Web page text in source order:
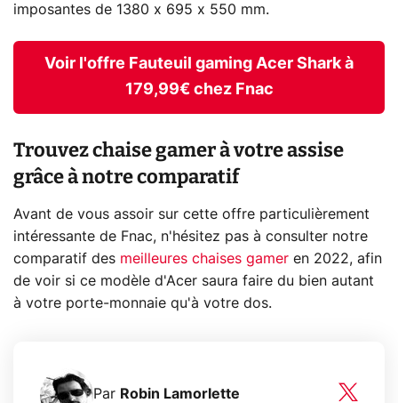
imposantes de 1380 x 695 x 550 mm.
Voir l'offre Fauteuil gaming Acer Shark à
179,99€ chez Fnac
Trouvez chaise gamer à votre assise
grâce à notre comparatif
Avant de vous assoir sur cette offre particulièrement
intéressante de Fnac, n'hésitez pas à consulter notre
comparatif des meilleures chaises gamer en 2022, afin
de voir si ce modèle d'Acer saura faire du bien autant
à votre porte-monnaie qu'à votre dos.
Par Robin Lamorlette